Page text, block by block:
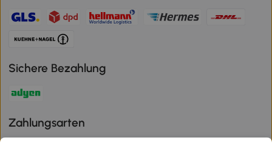
Sichere Bezahlung
Zahlungsarten